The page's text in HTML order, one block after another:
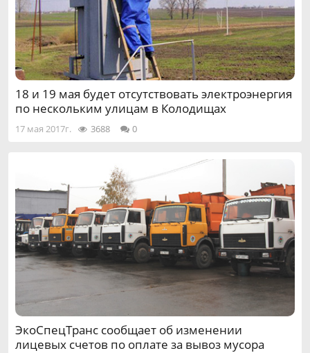
18 и 19 мая будет отсутствовать электроэнергия
по нескольким улицам в Колодищах
17 мая 2017г. 3688 0
ЭкоСпецТранс сообщает об изменении
лицевых счетов по оплате за вывоз мусора